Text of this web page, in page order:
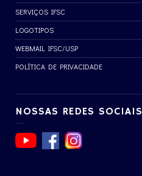
SERVIÇOS IFSC
LOGOTIPOS
WEBMAIL IFSC/USP
POLÍTICA DE PRIVACIDADE
NOSSAS REDES SOCIAIS